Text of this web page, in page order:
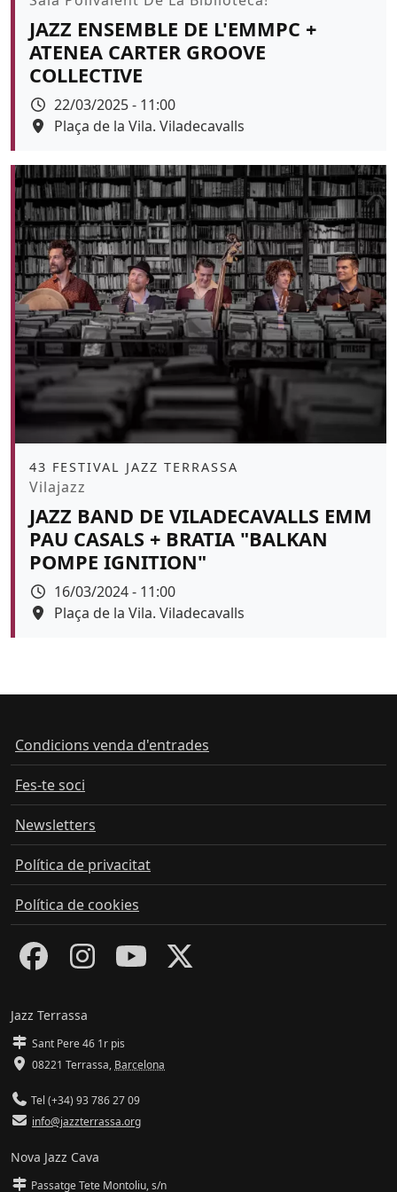
JAZZ ENSEMBLE DE L'EMMPC +
ATENEA CARTER GROOVE
COLLECTIVE
Data
22/03/2025 - 11:00
Espai
Plaça de la Vila. Viladecavalls
Àmbit
43 FESTIVAL JAZZ TERRASSA
Promoció
Vilajazz
JAZZ BAND DE VILADECAVALLS EMM
PAU CASALS + BRATIA "BALKAN
POMPE IGNITION"
Data
16/03/2024 - 11:00
Espai
Plaça de la Vila. Viladecavalls
Condicions venda d'entrades
Fes-te soci
Newsletters
Política de privacitat
Política de cookies
Jazz Terrassa
Sant Pere 46 1r pis
08221 Terrassa, Barcelona
Tel (+34) 93 786 27 09
info@jazzterrassa.org
Nova Jazz Cava
Passatge Tete Montoliu, s/n